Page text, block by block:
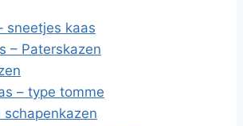
sneetjes kaas
– Paterskazen
– type tomme
schapenkazen